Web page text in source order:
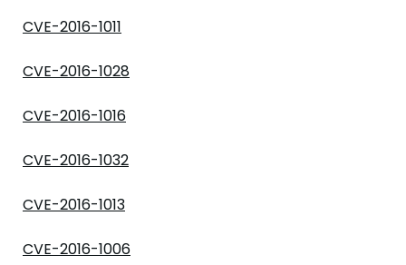
CVE-2016-1011
CVE-2016-1028
CVE-2016-1016
CVE-2016-1032
CVE-2016-1013
CVE-2016-1006